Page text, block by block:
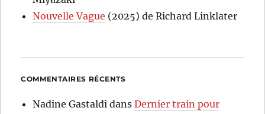
Nouvelle Vague (2025) de Richard Linklater
COMMENTAIRES RÉCENTS
Nadine Gastaldi dansDernier train pour